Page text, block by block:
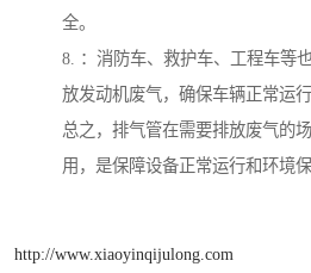
全。
8. ：消防车、救护车、工程车等
放发动机废气，确保车辆正常运行
总之，排气管在需要排放废气的
用，是保障设备正常运行和环境
http://www.xiaoyinqijulong.com